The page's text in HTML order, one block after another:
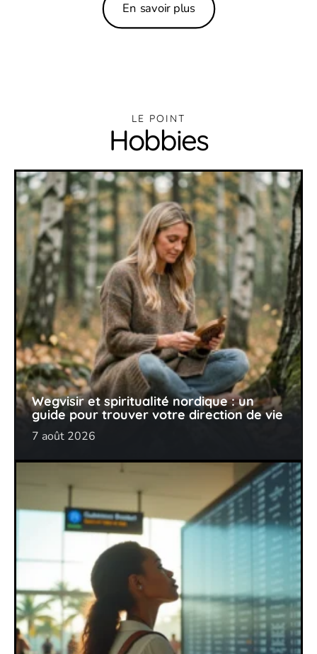
En savoir plus
LE POINT
Hobbies
Wegvisir et spiritualité nordique : un
guide pour trouver votre direction de vie
7 août 2026